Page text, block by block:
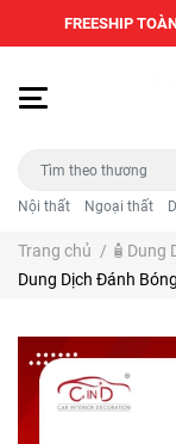
Nội thất Ngoại thất
Trang chủ / 🧴Dung
Dung Dịch Đánh
FREESHIP